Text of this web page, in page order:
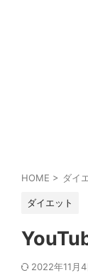
HOME > ダイ
ダイエット
2022年11月4